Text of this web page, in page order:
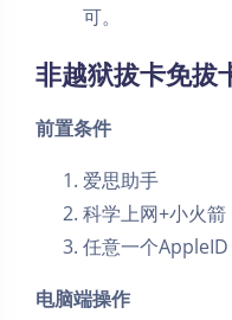
可。
非越狱拔卡免
前置条件
爱思助手
科学上网+小火箭
任意一个AppleID
电脑端操作